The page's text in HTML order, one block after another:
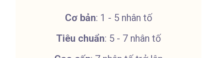
Cơ bản: 1 - 5 nhân tố
Tiêu chuẩn: 5 - 7 nhân tố